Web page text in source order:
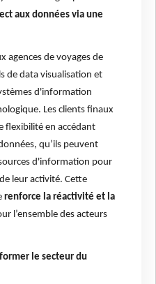
aux données via une
agences de voyages de
de data visualisation et
d'information
Les clients finaux
flexibilité en accédant
qu’ils peuvent
d'information pour
leur activité. Cette
renforce la réactivité et la
l’ensemble des acteurs
le secteur du